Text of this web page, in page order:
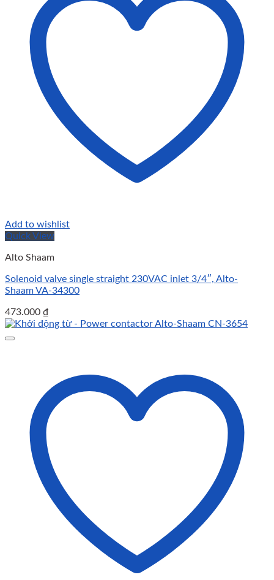
Add to wishlist
Quick View
Alto Shaam
Solenoid valve single straight 230VAC inlet 3/4″, Alto-
Shaam VA-34300
473.000 ₫